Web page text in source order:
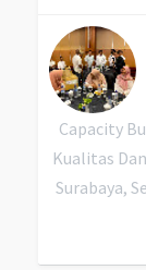
Capacity
Kualitas
Surabaya,